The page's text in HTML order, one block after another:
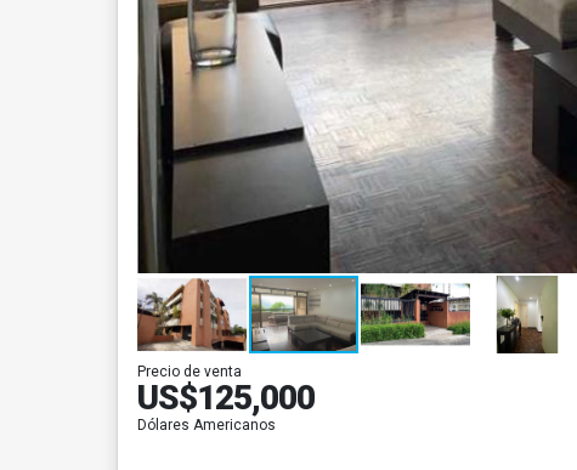
Precio de venta
US$125,000
Dólares Americanos